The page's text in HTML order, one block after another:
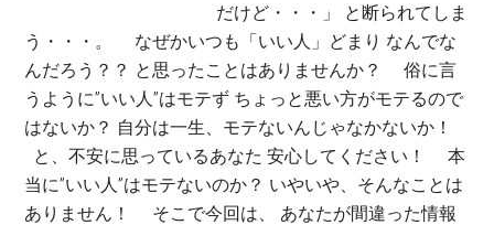
だけど・・・」 と断られてしま
う・・・。 なぜかいつも「いい人」どまり なんでな
んだろう？？ と思ったことはありませんか？ 俗に言
うように”いい人”はモテず ちょっと悪い方がモテるので
はないか？ 自分は一生、モテないんじゃなかないか！
と、不安に思っているあなた 安心してください！ 本
当に”いい人”はモテないのか？ いやいや、そんなことは
ありません！ そこで今回は、 あなたが間違った情報